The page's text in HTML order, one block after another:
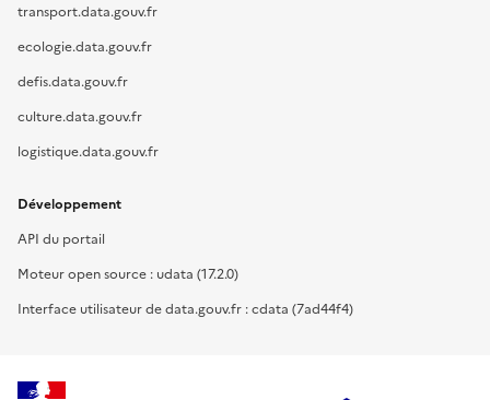
transport.data.gouv.fr
ecologie.data.gouv.fr
defis.data.gouv.fr
culture.data.gouv.fr
logistique.data.gouv.fr
Développement
API du portail
Moteur open source : udata (17.2.0)
Interface utilisateur de data.gouv.fr : cdata (7ad44f4)